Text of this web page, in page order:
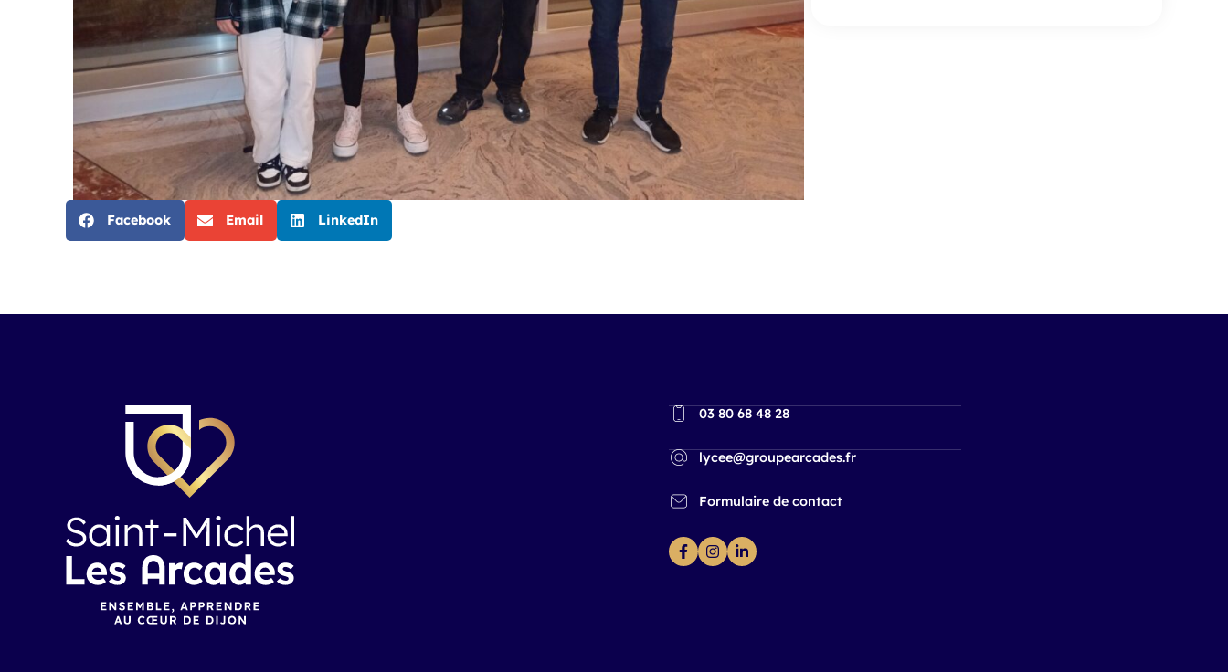
Facebook Email LinkedIn
03 80 68 48 28
lycee@groupearcades.fr
Formulaire de contact